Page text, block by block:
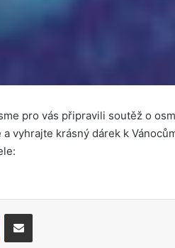
pro vás připravili soutěž o
vyhrajte krásný dárek k